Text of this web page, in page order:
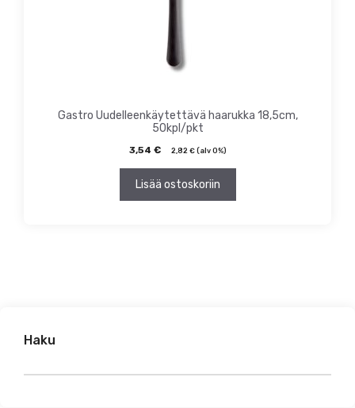
Gastro Uudelleenkäytettävä haarukka 18,5cm,
50kpl/pkt
3,54 € 2,82 €(alv 0%)
Lisää ostoskoriin
Haku